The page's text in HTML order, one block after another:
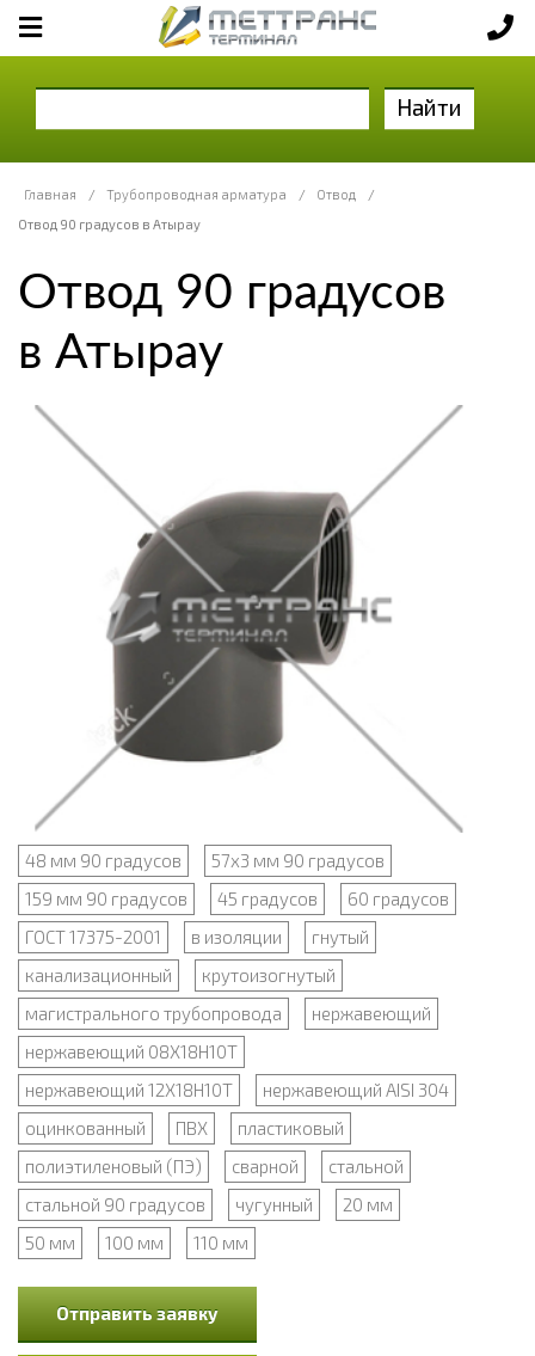
Найти
Главная / Трубопроводная арматура / Отвод
/
Отвод 90 градусов в Атырау
Отвод 90 градусов
в Атырау
48 мм 90 градусов
57х3 мм 90 градусов
159 мм 90 градусов
45 градусов
60 градусов
ГОСТ 17375-2001
в изоляции
гнутый
канализационный
крутоизогнутый
магистрального трубопровода
нержавеющий
нержавеющий 08Х18Н10Т
нержавеющий 12Х18Н10Т
нержавеющий AISI 304
оцинкованный
ПВХ
пластиковый
полиэтиленовый (ПЭ)
сварной
стальной
стальной 90 градусов
чугунный
20 мм
50 мм
100 мм 110 мм
Отправить заявку